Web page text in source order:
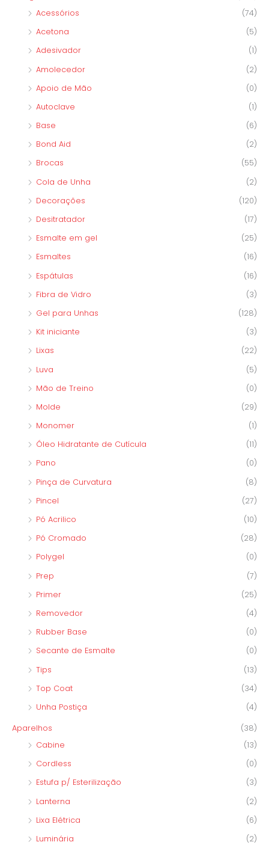
Acessórios
(74)
Acetona
(5)
Adesivador
(1)
Amolecedor
(2)
Apoio de Mão
(0)
Autoclave
(1)
Base
(6)
Bond Aid
(2)
Brocas
(55)
Cola de Unha
(2)
Decorações
(120)
Desitratador
(17)
Esmalte em gel
(25)
Esmaltes
(16)
Espátulas
(16)
Fibra de Vidro
(3)
Gel para Unhas
(128)
Kit iniciante
(3)
Lixas
(22)
Luva
(5)
Mão de Treino
(0)
Molde
(29)
Monomer
(1)
Óleo Hidratante de Cutícula
(11)
Pano
(0)
Pinça de Curvatura
(8)
Pincel
(27)
Pó Acrilico
(10)
Pó Cromado
(28)
Polygel
(0)
Prep
(7)
Primer
(25)
Removedor
(4)
Rubber Base
(0)
Secante de Esmalte
(0)
Tips
(13)
Top Coat
(34)
Unha Postiça
(4)
Aparelhos
(38)
Cabine
(13)
Cordless
(0)
Estufa p/ Esterilização
(3)
Lanterna
(2)
Lixa Elétrica
(6)
Luminária
(2)